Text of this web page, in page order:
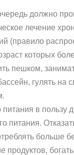
должно
лечение
(правило
которых
пешком,
гулять на
в пользу
питания.
больше
продуктов,